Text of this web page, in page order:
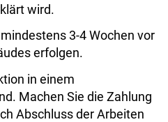
wird.
3-4 Wochen vor
erfolgen.
in einem
Machen Sie die Zahlung
Abschluss der Arbeiten